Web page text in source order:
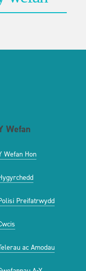
Wefan
Wefan Hon
Preifatrwydd
ac Amodau